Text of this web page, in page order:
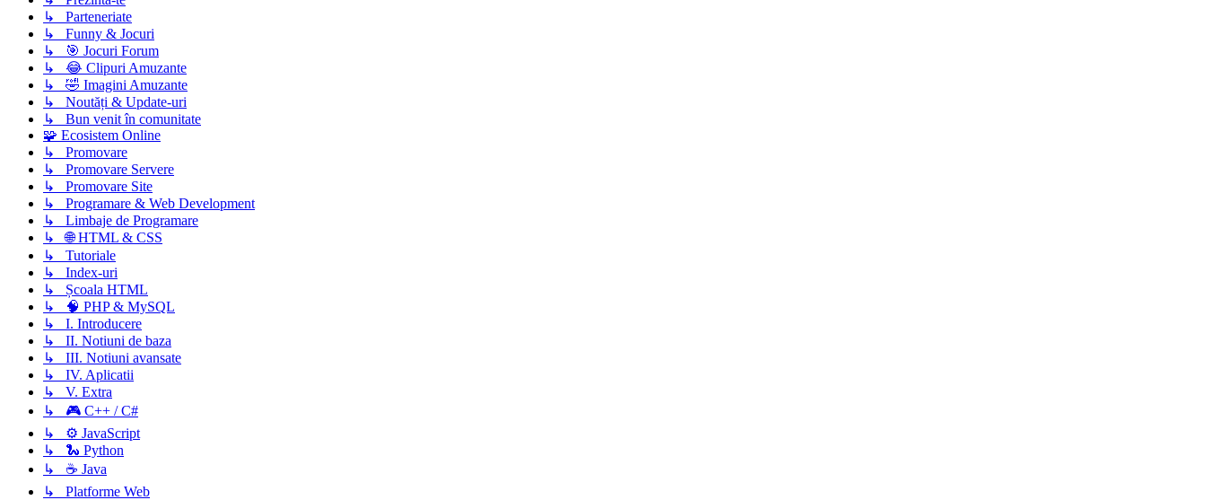
↳ Parteneriate
↳ Funny & Jocuri
↳ 🎯 Jocuri Forum
↳ 😂 Clipuri Amuzante
↳ 🤣 Imagini Amuzante
↳ Noutăți & Update-uri
↳ Bun venit în comunitate
🧩 Ecosistem Online
↳ Promovare
↳ Promovare Servere
↳ Promovare Site
↳ Programare & Web Development
↳ Limbaje de Programare
↳ 🌐 HTML & CSS
↳ Tutoriale
↳ Index-uri
↳ Școala HTML
↳ 🧠 PHP & MySQL
↳ I. Introducere
↳ II. Notiuni de baza
↳ III. Notiuni avansate
↳ IV. Aplicatii
↳ V. Extra
↳ 🎮 C++ / C#
↳ ⚙️ JavaScript
↳ 🐍 Python
↳ ☕ Java
↳ Platforme Web